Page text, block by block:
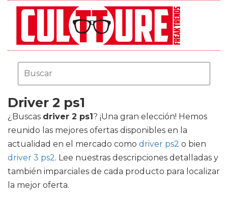
Driver 2 ps1
¿Buscas driver 2 ps1? ¡Una gran elección! Hemos
reunido las mejores ofertas disponibles en la
actualidad en el mercado como driver ps2 o bien
driver 3 ps2. Lee nuestras descripciones detalladas y
también imparciales de cada producto para localizar
la mejor oferta.